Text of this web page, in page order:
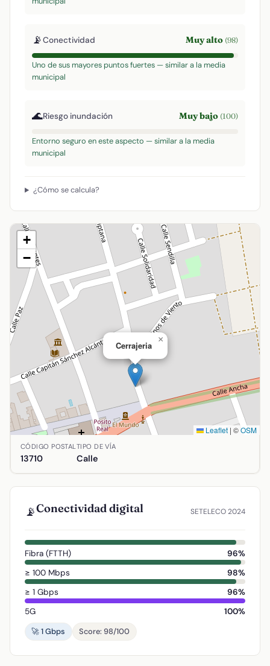
📡Conectividad Muy alto (98)
Uno de sus mayores puntos fuertes — similar a la media
municipal
🌊Riesgo inundación Muy bajo (100)
Entorno seguro en este aspecto — similar a la media
municipal
¿Cómo se calcula?
Cerrajeria
×
+
−
Leaflet | ©OSM
Ubicación de Cerrajeria en Argamasilla de Alba, Ciudad
CÓDIGO POSTAL
13710
TIPO DE VÍA
Calle
📡Conectividad digital SETELECO 2024
Fibra (FTTH)
96%
≥ 100 Mbps
98%
≥ 1 Gbps
96%
5G
100%
🚀 1 Gbps
Score: 98/100